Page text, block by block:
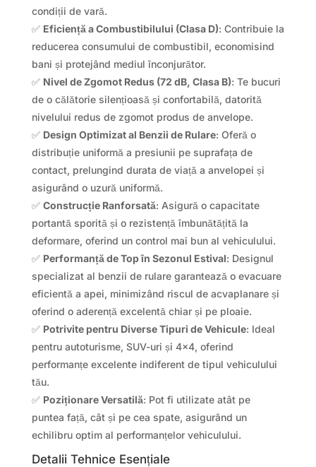
condiții de vară.
✅ Eficiență a Combustibilului (Clasa D): Contribuie la
reducerea consumului de combustibil, economisind
bani și protejând mediul înconjurător.
✅ Nivel de Zgomot Redus (72 dB, Clasa B): Te bucuri
de o călătorie silențioasă și confortabilă, datorită
nivelului redus de zgomot produs de anvelope.
✅ Design Optimizat al Benzii de Rulare: Oferă o
distribuție uniformă a presiunii pe suprafața de
contact, prelungind durata de viață a anvelopei și
asigurând o uzură uniformă.
✅ Construcție Ranforsată: Asigură o capacitate
portantă sporită și o rezistență îmbunătățită la
deformare, oferind un control mai bun al vehiculului.
✅ Performanță de Top în Sezonul Estival: Designul
specializat al benzii de rulare garantează o evacuare
eficientă a apei, minimizând riscul de acvaplanare și
oferind o aderență excelentă chiar și pe ploaie.
✅ Potrivite pentru Diverse Tipuri de Vehicule: Ideal
pentru autoturisme, SUV-uri și 4×4, oferind
performanțe excelente indiferent de tipul vehiculului
tău.
✅ Poziționare Versatilă: Pot fi utilizate atât pe
puntea față, cât și pe cea spate, asigurând un
echilibru optim al performanțelor vehiculului.
Detalii Tehnice Esențiale